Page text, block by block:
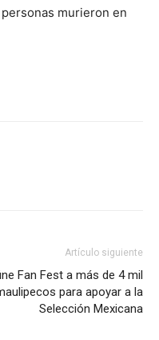
murieron en
Artículo siguiente
Fan Fest a más de 4 mil
para apoyar a la
Selección Mexicana